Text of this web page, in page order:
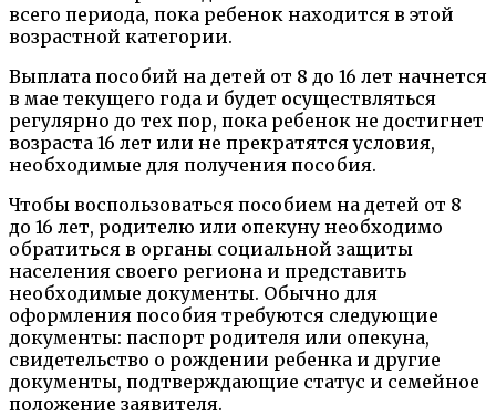
всего периода, пока ребенок находится в этой
возрастной категории.
Выплата пособий на детей от 8 до 16 лет начнется
в мае текущего года и будет осуществляться
регулярно до тех пор, пока ребенок не достигнет
возраста 16 лет или не прекратятся условия,
необходимые для получения пособия.
Чтобы воспользоваться пособием на детей от 8
до 16 лет, родителю или опекуну необходимо
обратиться в органы социальной защиты
населения своего региона и представить
необходимые документы. Обычно для
оформления пособия требуются следующие
документы: паспорт родителя или опекуна,
свидетельство о рождении ребенка и другие
документы, подтверждающие статус и семейное
положение заявителя.